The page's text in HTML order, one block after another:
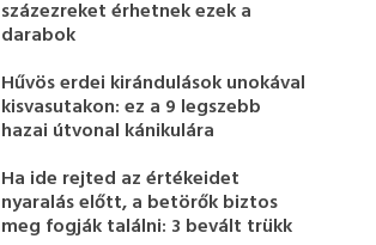
százezreket érhetnek ezek a
darabok
Hűvös erdei kirándulások unokával
kisvasutakon: ez a 9 legszebb
hazai útvonal kánikulára
Ha ide rejted az értékeidet
nyaralás előtt, a betörők biztos
meg fogják találni: 3 bevált trükk